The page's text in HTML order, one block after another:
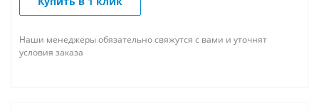
Наши менеджеры обязательно свяжутся с вами и уточнят
условия заказа